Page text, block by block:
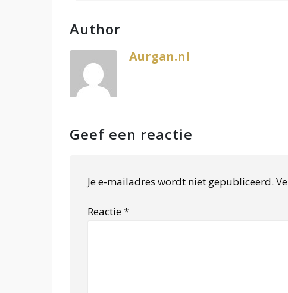
Author
Aurgan.nl
Geef een reactie
Je e-mailadres wordt niet gepubliceerd.
Reactie*